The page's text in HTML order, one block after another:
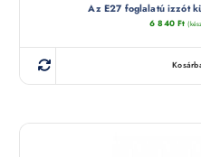
Az E27 foglalatú izzót
6 840 Ft